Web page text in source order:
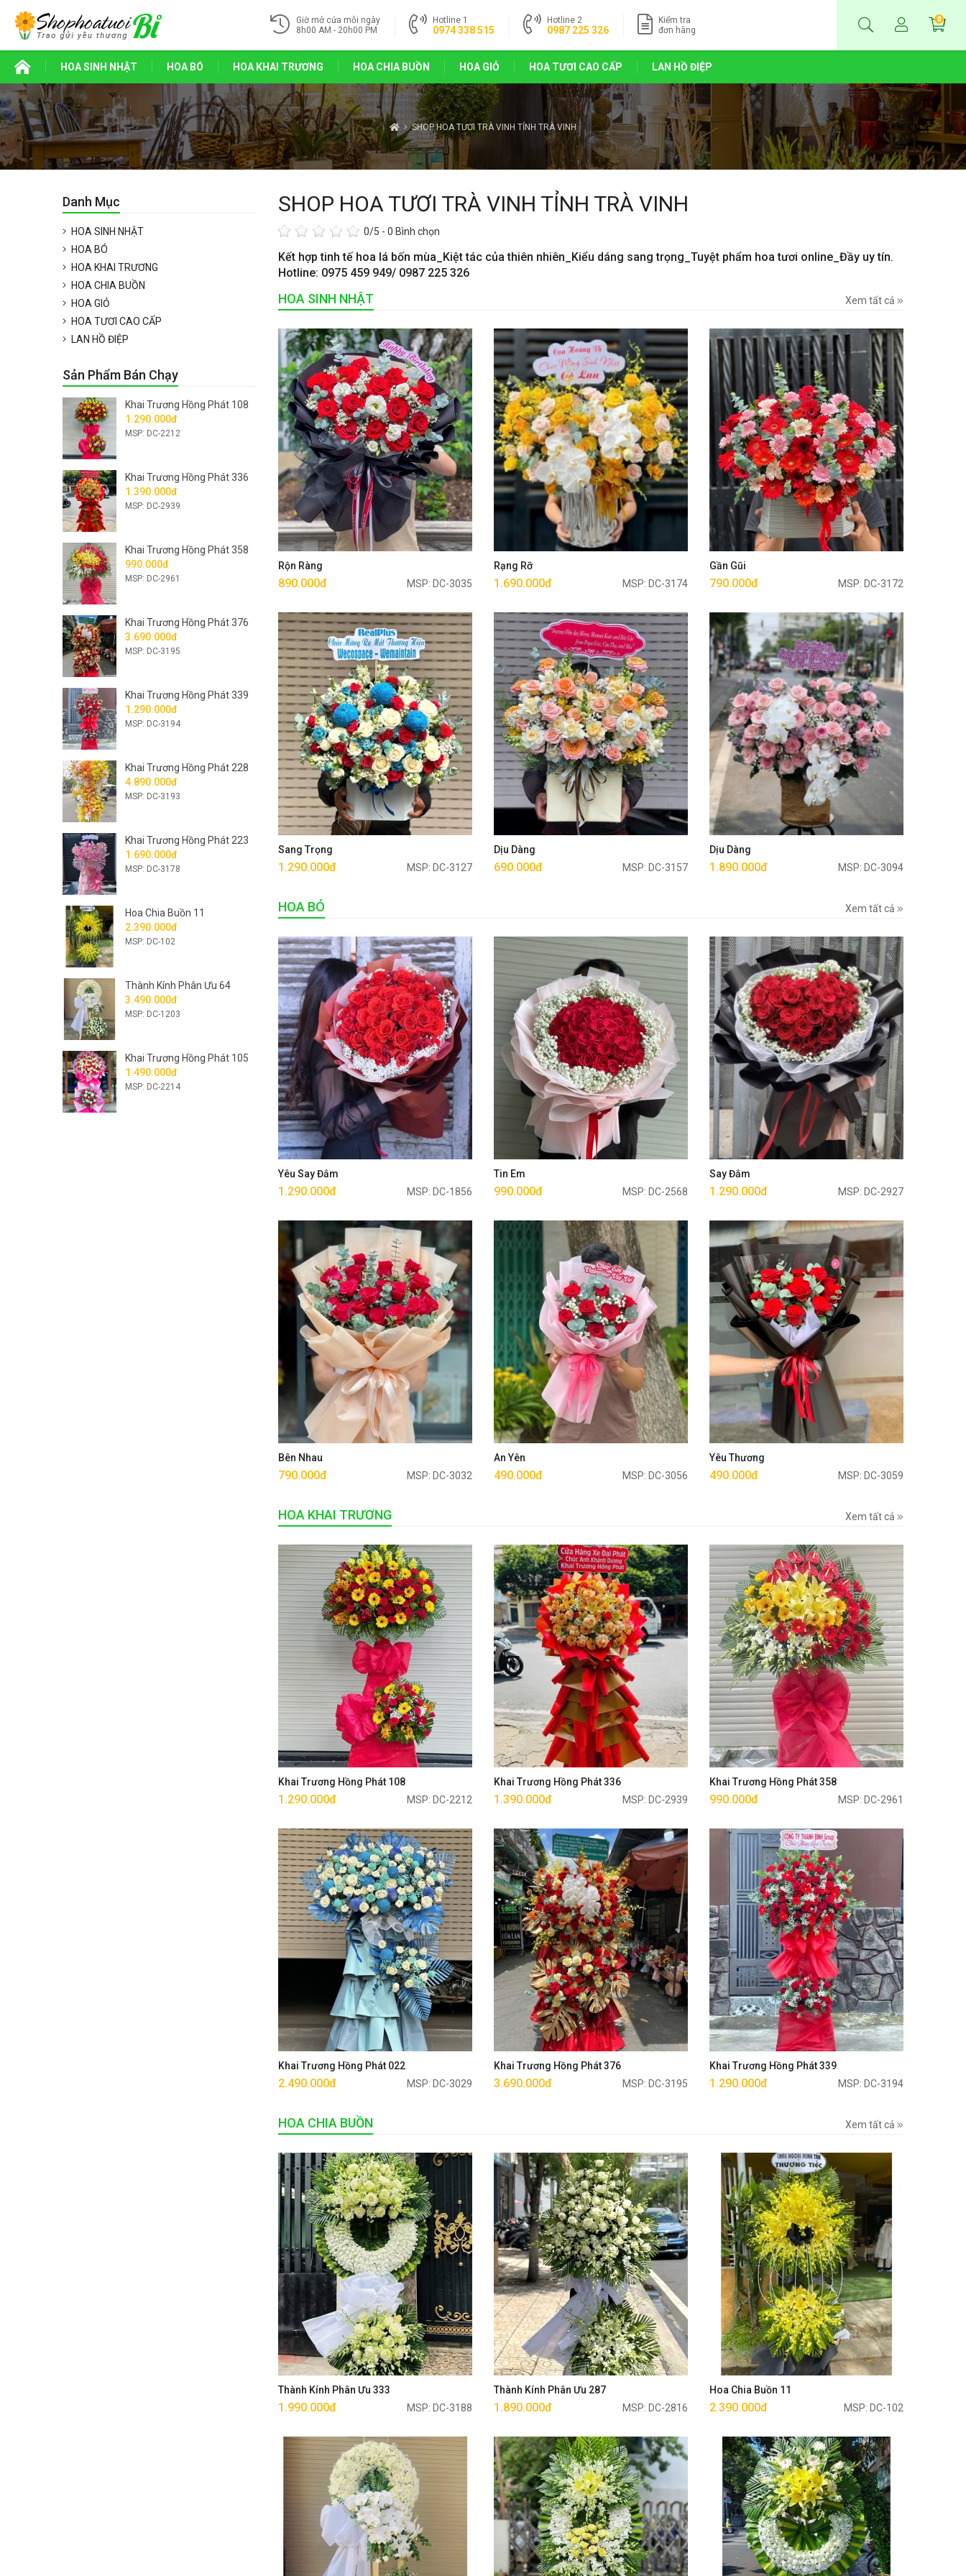
Giờ mở cửa mỗi ngày
8h00 AM - 20h00 PM
Hotline 1
0974 338 515
Hotline 2
0987 225 326
Kiểm tra
đơn hàng
0
HOA SINH NHẬT HOA BÓ HOA KHAI TRƯƠNG HOA CHIA BUỒN HOA GIỎ HOA TƯƠI CAO CẤP LAN HỒ ĐIỆP
SHOP HOA TƯƠI TRÀ VINH TỈNH TRÀ VINH
SHOP HOA TƯƠI TRÀ VINH TỈNH TRÀ VINH
0/5 - 0 Bình chọn
Kết hợp tinh tế hoa lá bốn mùa_Kiệt tác của thiên nhiên_Kiểu dáng sang trọng_Tuyệt phẩm hoa tươi online_Đầy uy tín.
Hotline: 0975 459 949/ 0987 225 326
HOA SINH NHẬT Xem tất cả
Rộn Ràng
890.000đ MSP: DC-3035
Mua ngay
Rạng Rỡ
1.690.000đ MSP: DC-3174
Mua ngay
Gần Gũi
790.000đ MSP: DC-3172
Mua ngay
Sang Trọng
1.290.000đ MSP: DC-3127
Mua ngay
Dịu Dàng
690.000đ MSP: DC-3157
Mua ngay
Dịu Dàng
1.890.000đ MSP: DC-3094
Mua ngay
HOA BÓ Xem tất cả
Yêu Say Đắm
1.290.000đ MSP: DC-1856
Mua ngay
Tin Em
990.000đ MSP: DC-2568
Mua ngay
Say Đắm
1.290.000đ MSP: DC-2927
Mua ngay
Bên Nhau
790.000đ MSP: DC-3032
Mua ngay
An Yên
490.000đ MSP: DC-3056
Mua ngay
Yêu Thương
490.000đ MSP: DC-3059
Mua ngay
HOA KHAI TRƯƠNG Xem tất cả
Khai Trương Hồng Phát 108
1.290.000đ MSP: DC-2212
Mua ngay
Khai Trương Hồng Phát 336
1.390.000đ MSP: DC-2939
Mua ngay
Khai Trương Hồng Phát 358
990.000đ MSP: DC-2961
Mua ngay
Khai Trương Hồng Phát 022
2.490.000đ MSP: DC-3029
Mua ngay
Khai Trương Hồng Phát 376
3.690.000đ MSP: DC-3195
Mua ngay
Khai Trương Hồng Phát 339
1.290.000đ MSP: DC-3194
Mua ngay
HOA CHIA BUỒN Xem tất cả
Thành Kính Phân Ưu 333
1.990.000đ MSP: DC-3188
Mua ngay
Thành Kính Phân Ưu 287
1.890.000đ MSP: DC-2816
Mua ngay
Hoa Chia Buồn 11
2.390.000đ MSP: DC-102
Mua ngay
Danh Mục
HOA SINH NHẬT
HOA BÓ
HOA KHAI TRƯƠNG
HOA CHIA BUỒN
HOA GIỎ
HOA TƯƠI CAO CẤP
LAN HỒ ĐIỆP
Sản Phẩm Bán Chạy
Khai Trương Hồng Phát 108
1.290.000đ
MSP: DC-2212
Khai Trương Hồng Phát 336
1.390.000đ
MSP: DC-2939
Khai Trương Hồng Phát 358
990.000đ
MSP: DC-2961
Khai Trương Hồng Phát 376
3.690.000đ
MSP: DC-3195
Khai Trương Hồng Phát 339
1.290.000đ
MSP: DC-3194
Khai Trương Hồng Phát 228
4.890.000đ
MSP: DC-3193
Khai Trương Hồng Phát 223
1.690.000đ
MSP: DC-3178
Hoa Chia Buồn 11
2.390.000đ
MSP: DC-102
Thành Kính Phân Ưu 64
3.490.000đ
MSP: DC-1203
Khai Trương Hồng Phát 105
1.490.000đ
MSP: DC-2214